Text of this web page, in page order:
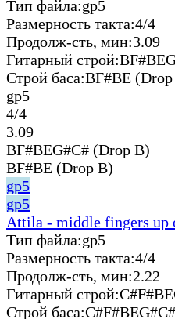
Тип файла:gp5
Размерность такта:4/4
Продолж-сть, мин:3.09
Гитарный строй:
Строй баса:BF#BE
gp5
4/4
3.09
BF#BEG#C# (Drop B)
BF#BE (Drop B)
gp5
gp5
Attila - middle fingers up
Тип файла:gp5
Размерность такта:4/4
Продолж-сть, мин:2.22
Гитарный строй:
Строй баса:C#F#BEG#C#